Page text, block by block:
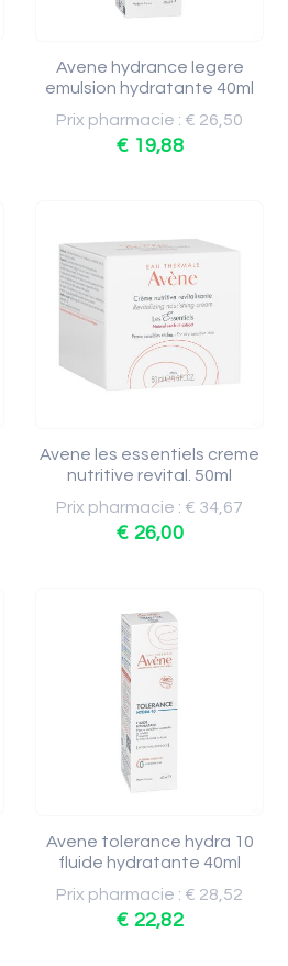
Avene hydrance legere
emulsion hydratante 40ml
Prix pharmacie : € 26,50
€ 19,88
Avene les essentiels creme
nutritive revital. 50ml
Prix pharmacie : € 34,67
€ 26,00
Avene tolerance hydra 10
fluide hydratante 40ml
Prix pharmacie : € 28,52
€ 22,82